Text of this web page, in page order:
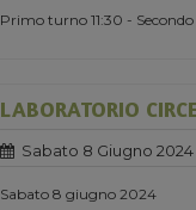
Primo turno 11:30 -
LABORATORIO
Sabato 8 Giugno 2024
Sabato 8 giugno 2024